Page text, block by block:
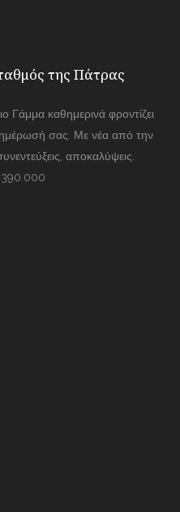
της Πάτρας
Γάμμα καθημερινά φροντίζει
σας. Με νέα από την
αποκαλύψεις.